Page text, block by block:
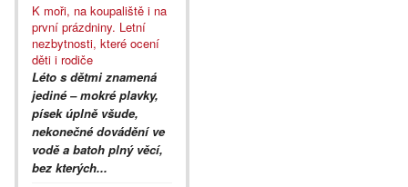
K moři, na koupaliště i na
první prázdniny. Letní
nezbytnosti, které ocení
děti i rodiče
Léto s dětmi znamená
jediné – mokré plavky,
písek úplně všude,
nekonečné dovádění ve
vodě a batoh plný věcí,
bez kterých...